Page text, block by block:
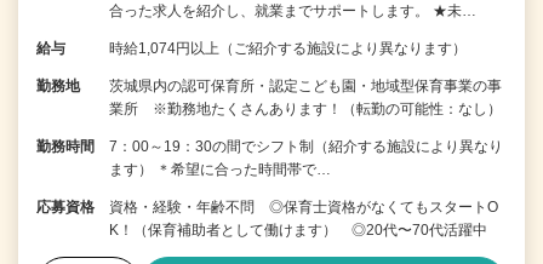
合った求人を紹介し、就業までサポートします。 ★未…
給与 時給1,074円以上（ご紹介する施設により異なります）
勤務地
茨城県内の認可保育所・認定こども園・地域型保育事業の事
業所 ※勤務地たくさんあります！（転勤の可能性：なし）
勤務時間
7：00～19：30の間でシフト制（紹介する施設により異なり
ます） ＊希望に合った時間帯で…
応募資格
資格・経験・年齢不問 ◎保育士資格がなくてもスタートO
K！（保育補助者として働けます） ◎20代〜70代活躍中